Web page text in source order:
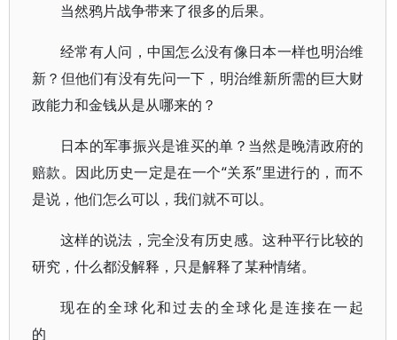
当然鸦片战争带来了很多的后果。
经常有人问，中国怎么没有像日本一样也明治维
新？但他们有没有先问一下，明治维新所需的巨大财
政能力和金钱从是从哪来的？
日本的军事振兴是谁买的单？当然是晚清政府的
赔款。因此历史一定是在一个“关系”里进行的，而不
是说，他们怎么可以，我们就不可以。
这样的说法，完全没有历史感。这种平行比较的
研究，什么都没解释，只是解释了某种情绪。
现在的全球化和过去的全球化是连接在一起
的